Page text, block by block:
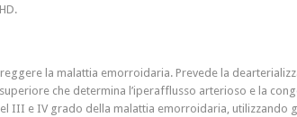
la malattia emorroidaria. Prevede la
che determina l’iperafflusso arterioso e la
e IV grado della malattia emorroidaria, utilizzando